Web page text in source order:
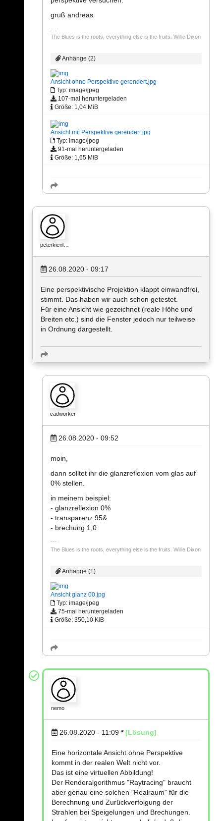
gruß andreas
The Blues is the roots, everything else is the fruits. Willie Dixon
Anhänge (2)
Ansicht ohne Perspektive gerendert.jpg
Typ: image/jpeg
107-mal heruntergeladen
Größe: 1,04 MiB
Ansicht mit Perspektive gerendert.jpg
Typ: image/jpeg
91-mal heruntergeladen
Größe: 1,65 MiB
peterkienl…
26.08.2020 - 09:17
Eine perspektivische Projektion klappt einwandfrei,
stimmt. Das haben wir auch schon getestet.
Für eine Ansicht wie gezeichnet (reale Höhe und
Breiten etc.) sind die Fenster jedoch nur teilweise
in Ordnung dargestellt.
cadworker
26.08.2020 - 09:52
moin,
dann solltet ihr die glanzreflexion vom glas auf
0% stellen.
in meinem beispiel:
- glanzreflexion 0%
- transparenz 95&
- brechung 1,0
The Blues is the roots, everything else is the fruits. Willie Dixon
Anhänge (1)
Ansicht glanz 00.jpg
Typ: image/jpeg
75-mal heruntergeladen
Größe: 350,10 KiB
nemo
26.08.2020 - 11:09 * [Lösung]
Eine horizontale Ansicht ohne Perspektive
kommt in der realen Welt nicht vor.
Das ist eine virtuellen Abbildung!
Der Renderalgorithmus "Raytracing" braucht
aber genau eine solchen "Realraum" für die
Berechnung und Zurückverfolgung der
Strahlen bei Speigelungen und Brechungen.